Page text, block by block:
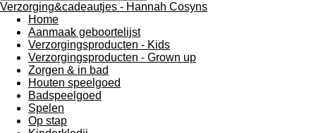
Verzorging&cadeautjes - Hannah Cosyns
Home
Aanmaak geboortelijst
Verzorgingsproducten - Kids
Verzorgingsproducten - Grown up
Zorgen & in bad
Houten speelgoed
Badspeelgoed
Spelen
Op stap